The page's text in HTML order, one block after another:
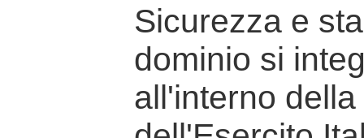
Sicurezza e
dominio si
all'interno